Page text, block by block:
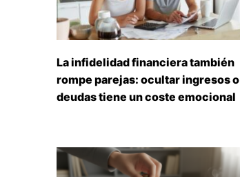
La infidelidad financiera también
rompe parejas: ocultar ingresos o
deudas tiene un coste emocional